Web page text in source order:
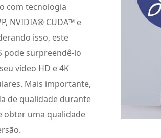
com tecnologia
NVIDIA® CUDA™ e
isso, este
pode surpreendê-lo
vídeo HD e 4K
Mais importante,
de qualidade durante
obter uma qualidade